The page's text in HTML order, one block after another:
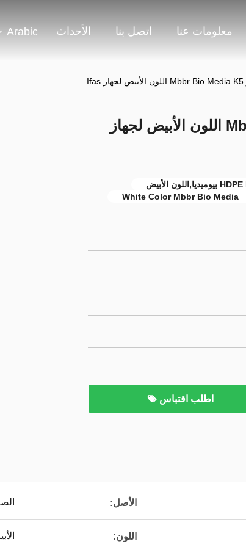
معلومات عنا اتصل بنا الأحداث Arabic
مادة HDPE البكر Mbbr Bio Media K5 اللون الأبيض لجهاز
White Color Mbbr Bio Media
اطلب اقتباس
الأصل:
اللون: